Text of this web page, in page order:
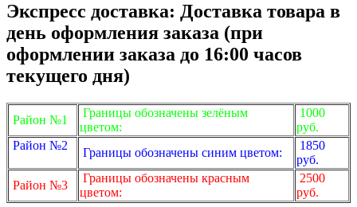
Экспресс доставка: Доставка товара в
день оформления заказа (при
оформлении заказа до 16:00 часов
текущего дня)
Район №1
Границы обозначены зелёным
цветом:
1000
руб.
Район №2
Границы обозначены синим цветом:
1850
руб.
Район №3
Границы обозначены красным
цветом:
2500
руб.